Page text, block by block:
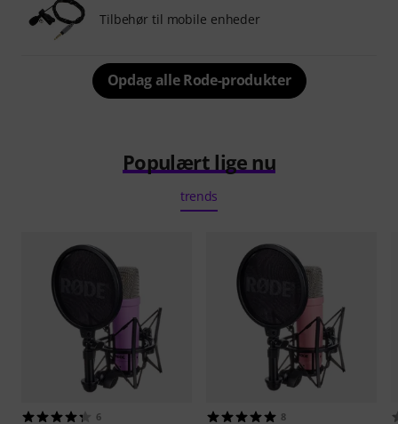
Tilbehør til mobile enheder
Opdag alle Rode-produkter
Populært lige nu
trends
6 8